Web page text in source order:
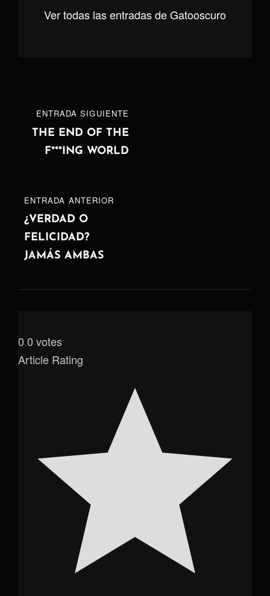
Ver todas las entradas de Gatooscuro
Navegación
de
entradas
ENTRADA
ANTERIOR
ENTRADA ANTERIOR
¿VERDAD O
FELICIDAD?
JAMÁS AMBAS
ENTRADA
SIGUIENTE
ENTRADA SIGUIENTE
THE END OF THE
F***ING WORLD
0 0 votes
Article Rating